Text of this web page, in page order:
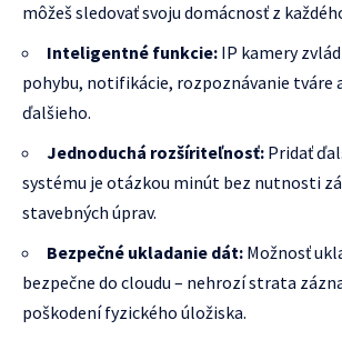
môžeš sledovať svoju domácnosť z
Inteligentné funkcie: IP kamery
pohybu, notifikácie, rozpoznávanie tváre
ďalšieho.
Jednoduchá rozšíriteľnosť: Pridať
systému je otázkou minút bez nutnosti
stavebných úprav.
Bezpečné ukladanie dát: Možnosť
bezpečne do cloudu – nehrozí strata
poškodení fyzického úložiska.